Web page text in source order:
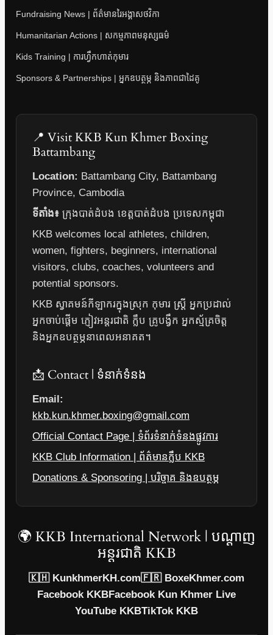
Fundraising News | ព័ត៌មានរៃអង្គាសថវិកា
Humanitarian Actions | សកម្មភាពមនុស្សធម៌
Kids Training | ការហ្វឹកហាត់កុមារ
Sponsors & Partnerships | អ្នកឧបត្ថម្ភ និងភាពជាដៃគូ
📍 Visit KKB Kun Khmer Boxing
Battambang
Location: Battambang City, Battambang
Province, Cambodia
ទីតាំង៖ ក្រុងបាត់ដំបង ខេត្តបាត់ដំបង ប្រទេសកម្ពុជា
KKB welcomes local athletes, children,
women, fighters, beginners, international
visitors, clubs, coaches, volunteers and
potential sponsors.
KKB ស្វាគមន៍កីឡាករក្នុងស្រុក កុមារ ស្ត្រី អ្នកប្រដាល់
អ្នកចាប់ផ្តើម ភ្ញៀវអន្តរជាតិ ក្លឹប គ្រូបង្វឹក អ្នកស្ម័គ្រចិត្ត
និងអ្នកឧបត្ថម្ភនាពេលអនាគត។
📩 Contact | ទំនាក់ទំនង
Email:
kkb.kun.khmer.boxing@gmail.com
Official Contact Page | ទំព័រទំនាក់ទំនងផ្លូវការ
KKB Club Information | ព័ត៌មានក្លឹប KKB
Donations & Sponsoring | បរិច្ចាគ និងឧបត្ថម្ភ
🌍 KKB International Network | បណ្តាញ
អន្តរជាតិ KKB
🇰🇭 KunkhmerKH.com🇫🇷 BoxeKhmer.com
Facebook KKBFacebook Kun Khmer Live
YouTube KKBTikTok KKB